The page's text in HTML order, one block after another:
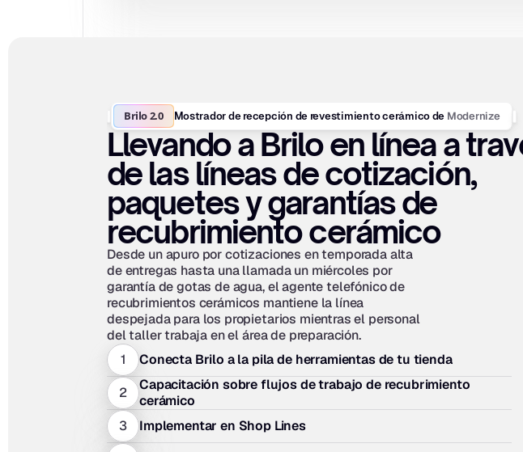
Brilo 2.0 Mostrador de recepción de revestimiento cerámico de Modernize
Llevando a Brilo en línea a
de las líneas de cotización,
paquetes y garantías de
recubrimiento cerámico
Desde un apuro por cotizaciones en temporada alta
de entregas hasta una llamada un miércoles por
garantía de gotas de agua, el agente telefónico de
recubrimientos cerámicos mantiene la línea
despejada para los propietarios mientras el personal
del taller trabaja en el área de preparación.
1
Conecta Brilo a la pila de herramientas de tu tienda
2
Capacitación sobre flujos de trabajo de recubrimiento
cerámico
3
Implementar en Shop Lines